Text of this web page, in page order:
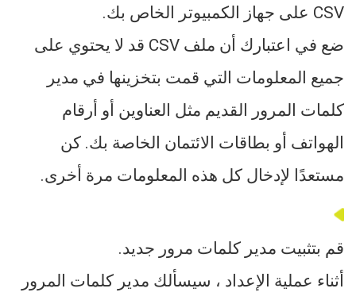
CSV على جهاز الكمبيوتر الخاص بك.
ضع في اعتبارك أن ملف CSV قد لا يحتوي على
جميع المعلومات التي قمت بتخزينها في مدير
كلمات المرور القديم مثل العناوين أو أرقام
الهواتف أو بطاقات الائتمان الخاصة بك. كن
مستعدًا لإدخال كل هذه المعلومات مرة أخرى.
قم بتثبيت مدير كلمات مرور جديد.
أثناء عملية الإعداد ، سيسألك مدير كلمات المرور